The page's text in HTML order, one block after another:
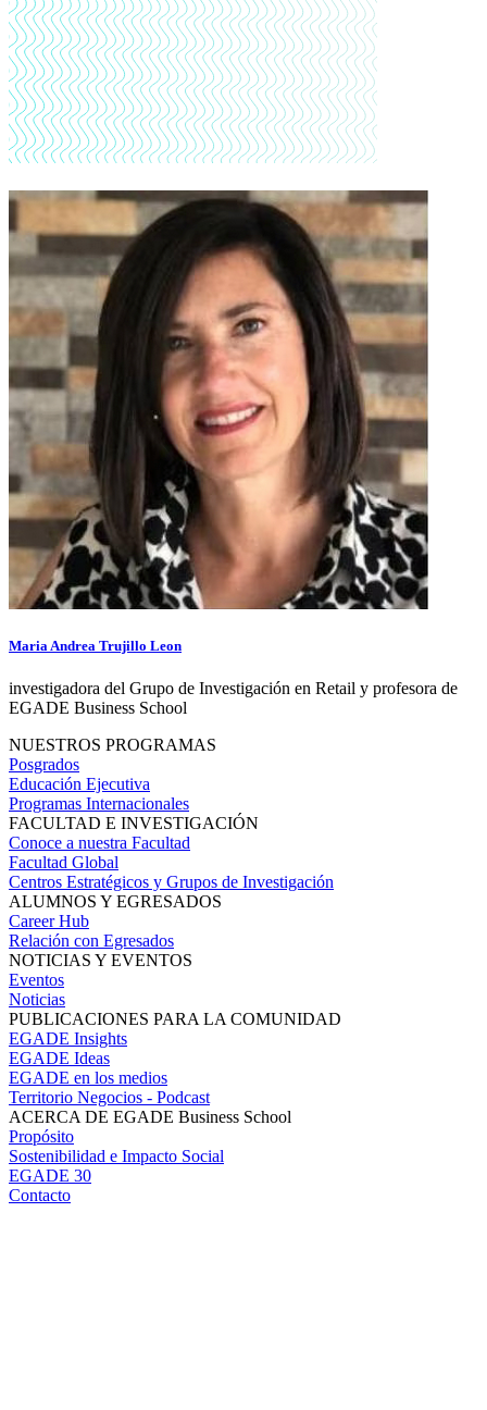
Maria Andrea Trujillo Leon
investigadora del Grupo de Investigación en Retail y profesora de
EGADE Business School
NUESTROS PROGRAMAS
Posgrados
Educación Ejecutiva
Programas Internacionales
FACULTAD E INVESTIGACIÓN
Conoce a nuestra Facultad
Facultad Global
Centros Estratégicos y Grupos de Investigación
ALUMNOS Y EGRESADOS
Career Hub
Relación con Egresados
NOTICIAS Y EVENTOS
Eventos
Noticias
PUBLICACIONES PARA LA COMUNIDAD
EGADE Insights
EGADE Ideas
EGADE en los medios
Territorio Negocios - Podcast
ACERCA DE EGADE Business School
Propósito
Sostenibilidad e Impacto Social
EGADE 30
Contacto